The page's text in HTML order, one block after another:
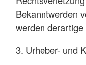
Bekanntwerden
werden
3. Urheber- und